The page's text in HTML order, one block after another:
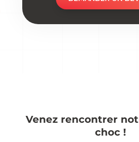
Venez rencontrer
choc !